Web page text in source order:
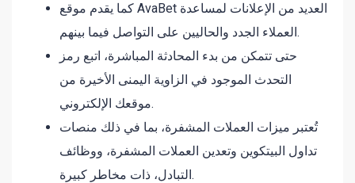
كما يقدم موقع AvaBet العديد من الإعلانات لمساعدة
العملاء الجدد والحاليين على التواصل فيما بينهم.
حتى تتمكن من بدء المحادثة المباشرة، اتبع رمز
التحدث الموجود في الزاوية اليمنى الأخيرة من
موقعك الإلكتروني.
تُعتبر ميزات العملات المشفرة، بما في ذلك منصات
تداول البيتكوين وتعدين العملات المشفرة، ووظائف
التبادل، ذات مخاطر كبيرة.